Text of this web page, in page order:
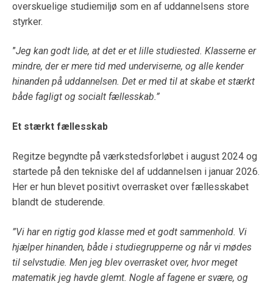
overskuelige studiemiljø som en af uddannelsens store
styrker.
”Jeg kan godt lide, at det er et lille studiested. Klasserne er
mindre, der er mere tid med underviserne, og alle kender
hinanden på uddannelsen. Det er med til at skabe et stærkt
både fagligt og socialt fællesskab.”
Et stærkt fællesskab
Regitze begyndte på værkstedsforløbet i august 2024 og
startede på den tekniske del af uddannelsen i januar 2026.
Her er hun blevet positivt overrasket over fællesskabet
blandt de studerende.
”Vi har en rigtig god klasse med et godt sammenhold. Vi
hjælper hinanden, både i studiegrupperne og når vi mødes
til selvstudie. Men jeg blev overrasket over, hvor meget
matematik jeg havde glemt. Nogle af fagene er svære, og